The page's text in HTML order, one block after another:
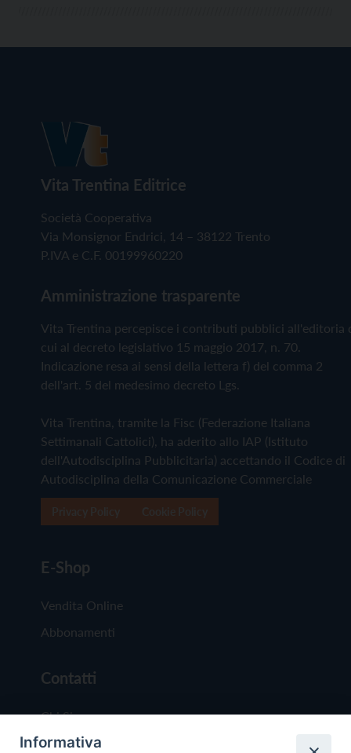
Vita Trentina Editrice
Società Cooperativa
Via Monsignor Endrici, 14 – 38122 Trento
P.IVA e C.F. 00199960220
Amministrazione trasparente
Vita Trentina percepisce i contributi pubblici all'editoria
cui al decreto legislativo 15 maggio 2017, n. 70.
Indicazione resa ai sensi della lettera f) del comma 2
dell'art. 5 del medesimo decreto Lgs.
Vita Trentina, tramite la Fisc (Federazione Italiana
Settimanali Cattolici), ha aderito allo IAP (Istituto
dell'Autodisciplina Pubblicitaria) accettando il Codice di
Autodisciplina della Comunicazione Commerciale
E-Shop
Vendita Online
Abbonamenti
Contatti
Chi Siamo
Redazione
Informativa